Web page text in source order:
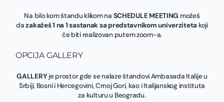
Na bilo kom štandu klikom na SCHEDULE MEETING možeš
dazakažeš 1 na 1 sastanak sa predstavnikom univerziteta koji
će biti realizovan putem zoom-a.
OPCIJA GALLERY
GALLERYje prostor gde se nalaze štandovi Ambasada Italije u
Srbiji, Bosni i Hercegovini, Crnoj Gori, kao i Italijanskog instituta
za kulturu u Beogradu.